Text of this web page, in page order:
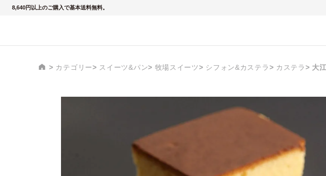
8,640円以上のご購入で基本送料無料。
カテゴリー スイーツ&パン 牧場スイーツ シフォン&カステラ カステラ 大